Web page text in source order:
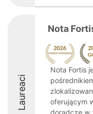
Laureaci
Nota
Nota Fortis
oferującym
doradcze w